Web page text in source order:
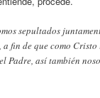
sepultados
fin de que como
Padre, así también